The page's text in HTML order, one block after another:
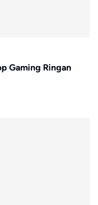
Gaming Ringan